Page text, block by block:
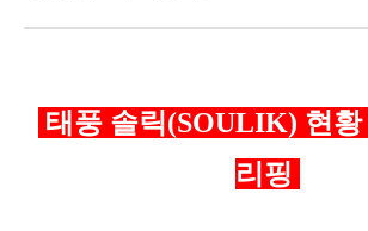
태풍 솔릭(SOULIK) 현
리핑